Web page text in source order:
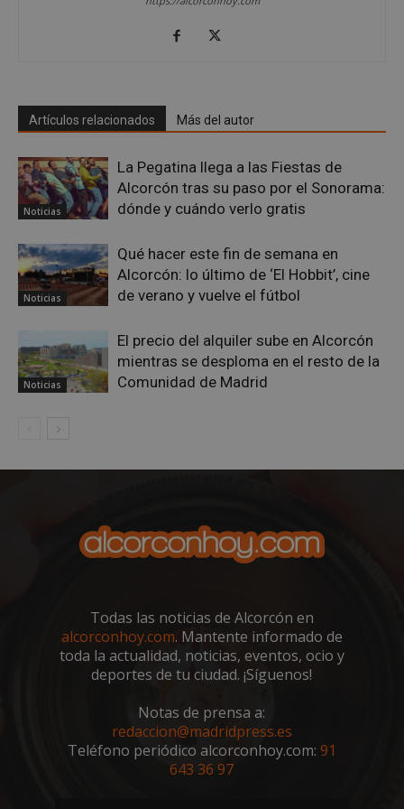
Artículos relacionados Más del autor
Noticias
La Pegatina llega a las Fiestas de
Alcorcón tras su paso por el Sonorama:
dónde y cuándo verlo gratis
Noticias
Qué hacer este fin de semana en
Alcorcón: lo último de ‘El Hobbit’, cine
de verano y vuelve el fútbol
Noticias
El precio del alquiler sube en Alcorcón
mientras se desploma en el resto de la
Comunidad de Madrid
Todas las noticias de Alcorcón en
alcorconhoy.com. Mantente informado de
toda la actualidad, noticias, eventos, ocio y
deportes de tu ciudad. ¡Síguenos!
Notas de prensa a:
redaccion@madridpress.es
Teléfono periódico alcorconhoy.com: 91
643 36 97
AWSALBCORS
Amazon.com
Inc.
1 semana
VISITOR_PRIVACY_METADATA
YouTube
.youtube.com